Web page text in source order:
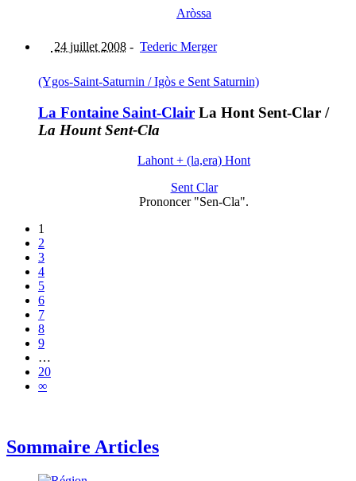
Aròssa
24 juillet 2008 - Tederic Merger
(Ygos-Saint-Saturnin / Igòs e Sent Saturnin)
La Fontaine Saint-Clair La Hont Sent-Clar /
La Hount Sent-Cla
Lahont + (la,era) Hont
Sent Clar
Prononcer "Sen-Cla".
1
2
3
4
5
6
7
8
9
…
20
∞
Sommaire Articles